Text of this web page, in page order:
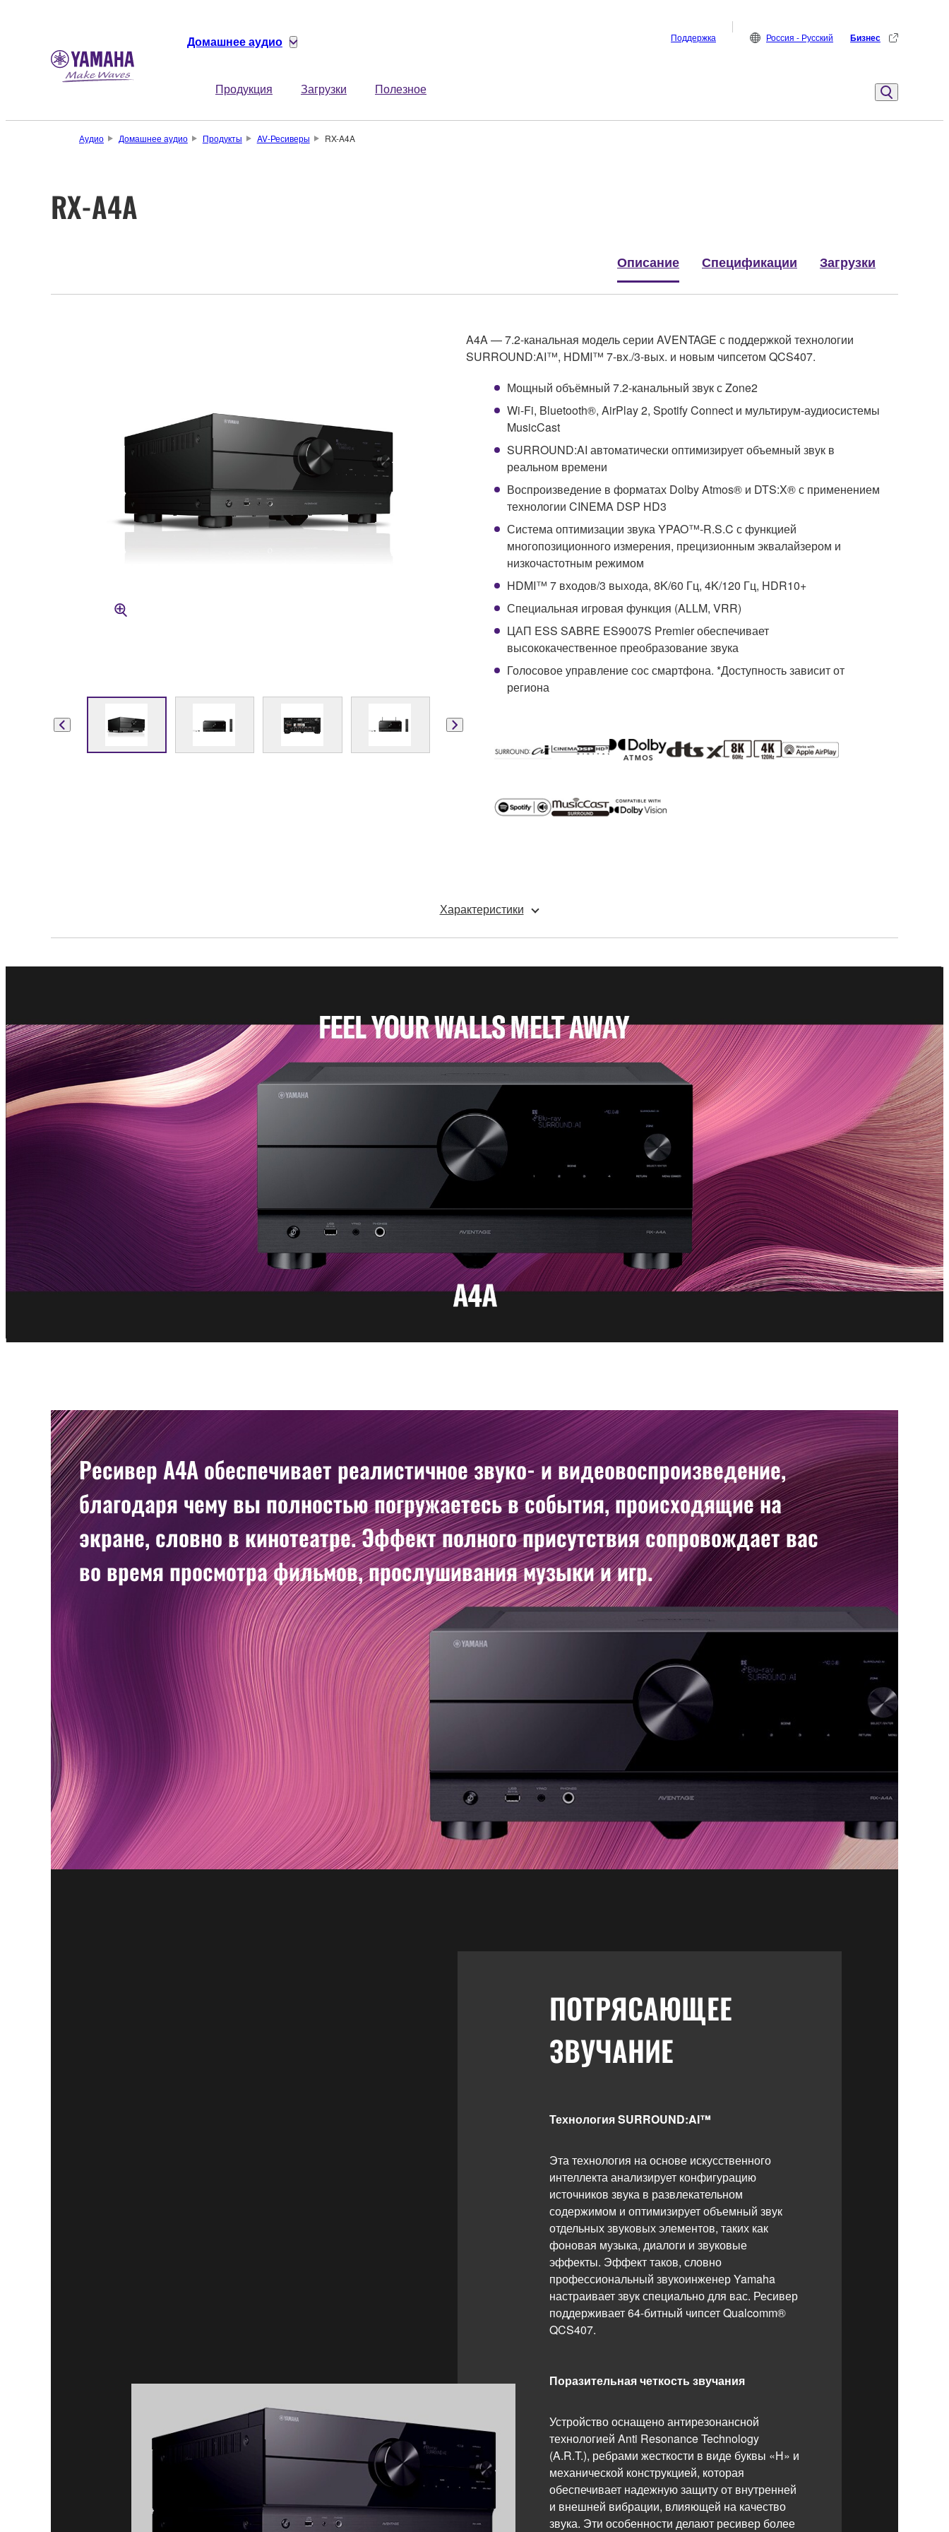
Домашнее аудио
Продукция Загрузки Полезное
Поддержка Россия - Русский Бизнес
Аудио Домашнее аудио Продукты AV-Ресиверы RX-A4A
RX-A4A
Описание Спецификации Загрузки
A4A — 7.2-канальная модель серии AVENTAGE с поддержкой технологии
SURROUND:AI™, HDMI™ 7-вх./3-вых. и новым чипсетом QCS407.
Мощный объёмный 7.2-канальный звук с Zone2
Wi-Fi, Bluetooth®, AirPlay 2, Spotify Connect и мультирум-аудиосистемы
MusicCast
SURROUND:AI автоматически оптимизирует объемный звук в
реальном времени
Воспроизведение в форматах Dolby Atmos® и DTS:X® с применением
технологии CINEMA DSP HD3
Система оптимизации звука YPAO™-R.S.C с функцией
многопозиционного измерения, прецизионным эквалайзером и
низкочастотным режимом
HDMI™ 7 входов/3 выхода, 8K/60 Гц, 4K/120 Гц, HDR10+
Специальная игровая функция (ALLM, VRR)
ЦАП ESS SABRE ES9007S Premier обеспечивает
высококачественное преобразование звука
Голосовое управление сос смартфона. *Доступность зависит от
региона
Характеристики
Ресивер A4A обеспечивает реалистичное звуко- и видеовоспроизведение,
благодаря чему вы полностью погружаетесь в события, происходящие на
экране, словно в кинотеатре. Эффект полного присутствия сопровождает вас
во время просмотра фильмов, прослушивания музыки и игр.
ПОТРЯСАЮЩЕЕ
ЗВУЧАНИЕ
Технология SURROUND:AI™
Эта технология на основе искусственного
интеллекта анализирует конфигурацию
источников звука в развлекательном
содержимом и оптимизирует объемный звук
отдельных звуковых элементов, таких как
фоновая музыка, диалоги и звуковые
эффекты. Эффект таков, словно
профессиональный звукоинженер Yamaha
настраивает звук специально для вас. Ресивер
поддерживает 64-битный чипсет Qualcomm®
QCS407.
Поразительная четкость звучания
Устройство оснащено антирезонансной
технологией Anti Resonance Technology
(A.R.T.), ребрами жесткости в виде буквы «Н» и
механической конструкцией, которая
обеспечивает надежную защиту от внутренней
и внешней вибрации, влияющей на качество
звука. Эти особенности делают ресивер более